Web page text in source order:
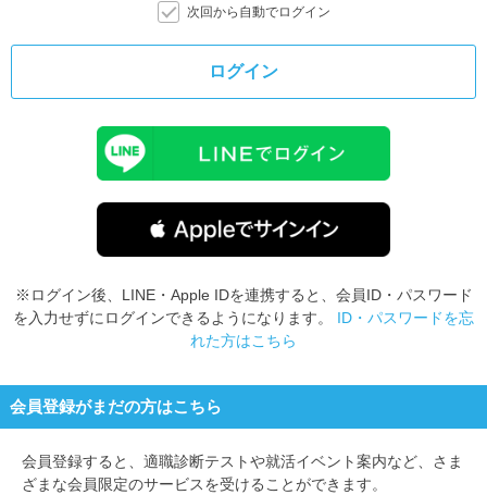
次回から自動でログイン
ログイン
※ログイン後、LINE・Apple IDを連携すると、会員ID・パスワード
を入力せずにログインできるようになります。 ID・パスワードを忘
れた方はこちら
会員登録がまだの方はこちら
会員登録すると、 適職診断テストや就活イベント案内など、さま
ざまな会員限定のサービスを受けることができます。